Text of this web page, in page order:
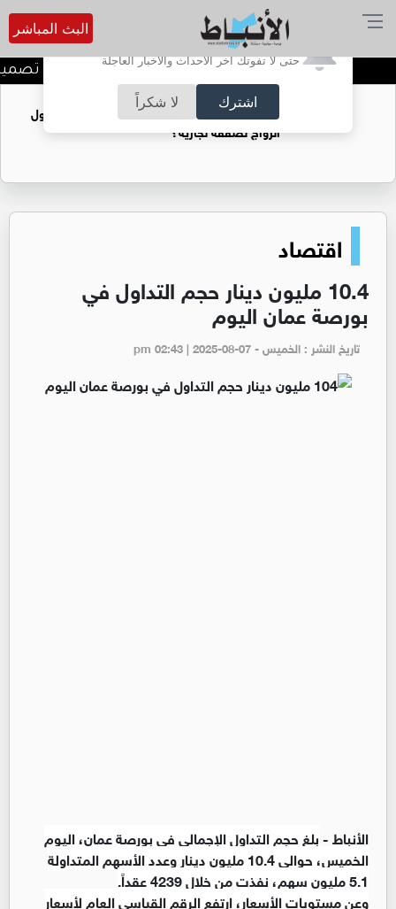
أترغب في تفعيل الإشعارات؟
حتى لا تفوتك آخر الأحداث والأخبار العاجلة
اشترك لا شكراً
البث المباشر
الحكومة تعلن بدء أعمال
فتيات يستغللنه لتحقيق مكاسب مادية.. هل تحول
الزواج لصفقة تجارية؟
اقتصاد
10.4 مليون دينار حجم التداول في
بورصة عمان اليوم
تاريخ النشر : الخميس - pm 02:43 | 2025-08-07
الأنباط -بلغ حجم التداول الإجمالي في بورصة عمان، اليوم
الخميس، حوالي 10.4 مليون دينار وعدد الأسهم المتداولة
5.1 مليون سهم، نفذت من خلال 4239 عقداً.
وعن مستويات الأسعار، ارتفع الرقم القياسي العام لأسعار